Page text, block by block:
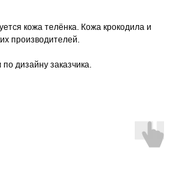
кожа телёнка. Кожа крокодила и
производителей.
дизайну заказчика.